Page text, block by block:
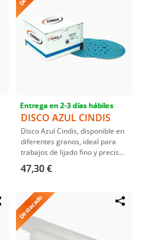
Entrega en 2-3 días hábiles
DISCO AZUL CINDIS
Disco Azul Cindis, disponible en
diferentes granos, ideal para
trabajos de lijado fino y preciso.
Calidad superior para
resultados profesionales en
47,30 €
Destacado